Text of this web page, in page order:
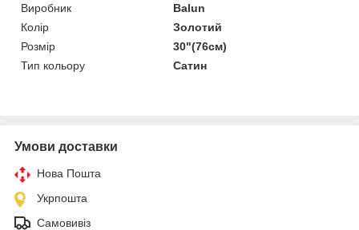
Виробник
Balun
Колір
Золотий
Розмір
30"(76см)
Тип кольору
Сатин
Умови доставки
Нова Пошта
Укрпошта
Самовивіз